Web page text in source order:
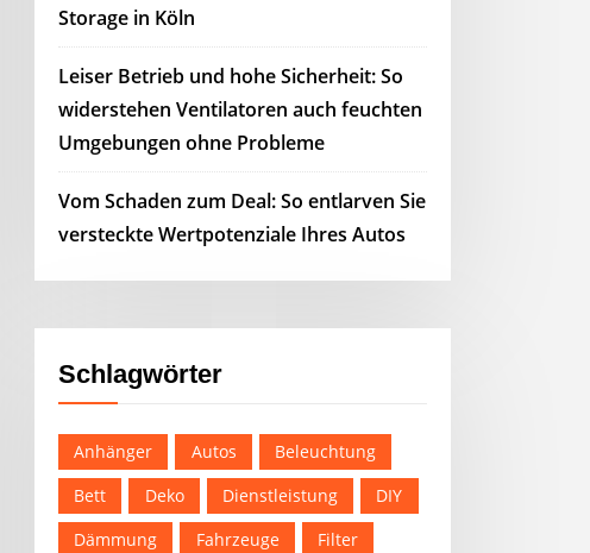
Storage in Köln
Leiser Betrieb und hohe Sicherheit: So
widerstehen Ventilatoren auch feuchten
Umgebungen ohne Probleme
Vom Schaden zum Deal: So entlarven Sie
versteckte Wertpotenziale Ihres Autos
Schlagwörter
Anhänger Autos
Beleuchtung
Bett
Deko Dienstleistung
DIY
Dämmung
Fahrzeuge
Filter